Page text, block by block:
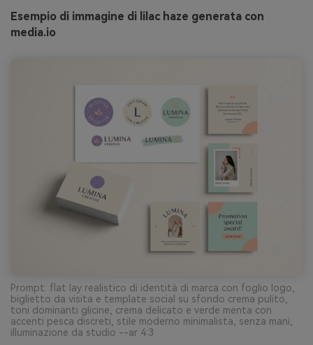
Esempio di immagine di lilac haze generata con
media.io
Prompt: flat lay realistico di identità di marca con foglio logo,
biglietto da visita e template social su sfondo crema pulito,
toni dominanti glicine, crema delicato e verde menta con
accenti pesca discreti, stile moderno minimalista, senza mani,
illuminazione da studio --ar 4:3